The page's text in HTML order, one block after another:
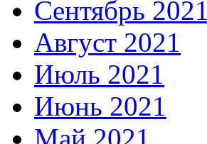
Сентябрь 2021
Август 2021
Июль 2021
Июнь 2021